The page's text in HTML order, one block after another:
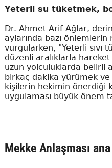
Yeterli su tüketmek,
Dr. Ahmet Arif Ağlar,
aylarında bazı
vurgularken, "Yeterli sıvı
düzenli aralıklarla
uzun yolculuklarda belirli
birkaç dakika yürümek
kişilerin hekimin önerdiği
uygulaması büyük önem
Mekke Anlaşması